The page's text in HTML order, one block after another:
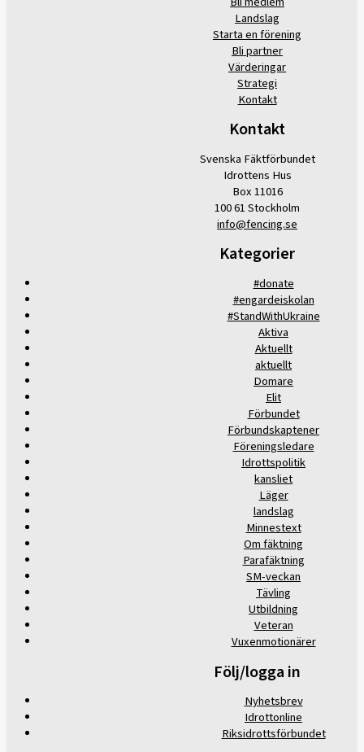
Landslag
Starta en förening
Bli partner
Värderingar
Strategi
Kontakt
Kontakt
Svenska Fäktförbundet
Idrottens Hus
Box 11016
100 61 Stockholm
info@fencing.se
Kategorier
#donate
#engardeiskolan
#StandWithUkraine
Aktiva
Aktuellt
aktuellt
Domare
Elit
Förbundet
Förbundskaptener
Föreningsledare
Idrottspolitik
kansliet
Läger
landslag
Minnestext
Om fäktning
Parafäktning
SM-veckan
Tävling
Utbildning
Veteran
Vuxenmotionärer
Följ/logga in
Nyhetsbrev
Idrottonline
Riksidrottsförbundet